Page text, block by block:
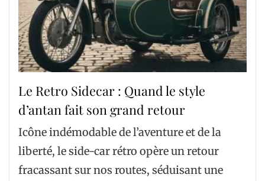
Le Retro Sidecar : Quand le style
d’antan fait son grand retour
Icône indémodable de l’aventure et de la
liberté, le side-car rétro opère un retour
fracassant sur nos routes, séduisant une